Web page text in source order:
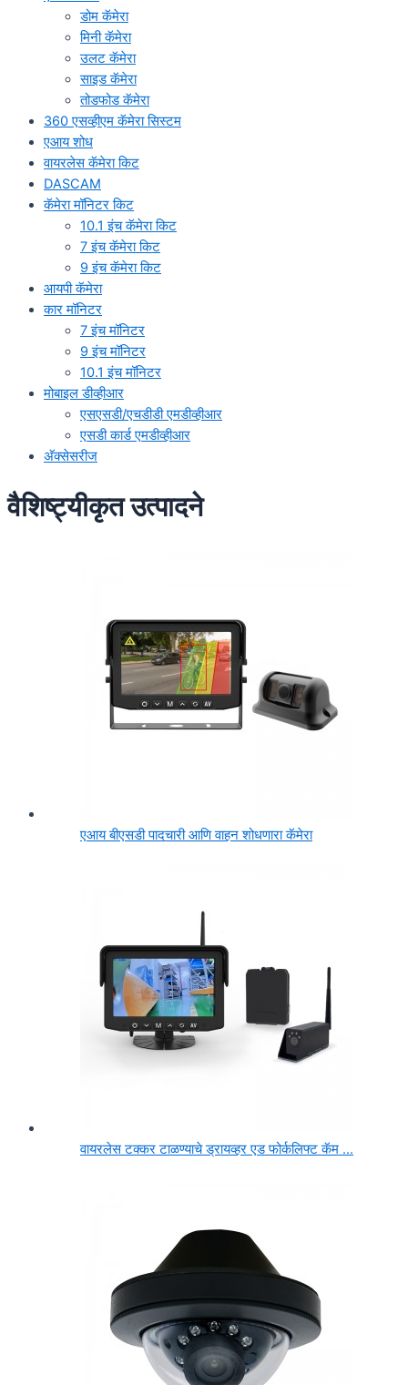
डोम कॅमेरा
मिनी कॅमेरा
उलट कॅमेरा
साइड कॅमेरा
तोडफोड कॅमेरा
360 एसव्हीएम कॅमेरा सिस्टम
एआय शोध
वायरलेस कॅमेरा किट
DASCAM
कॅमेरा मॉनिटर किट
10.1 इंच कॅमेरा किट
7 इंच कॅमेरा किट
9 इंच कॅमेरा किट
आयपी कॅमेरा
कार मॉनिटर
7 इंच मॉनिटर
9 इंच मॉनिटर
10.1 इंच मॉनिटर
मोबाइल डीव्हीआर
एसएसडी/एचडीडी एमडीव्हीआर
एसडी कार्ड एमडीव्हीआर
अ‍ॅक्सेसरीज
वैशिष्ट्यीकृत उत्पादने
एआय बीएसडी पादचारी आणि वाहन शोधणारा कॅमेरा
वायरलेस टक्कर टाळण्याचे ड्रायव्हर एड फोर्कलिफ्ट कॅम ...